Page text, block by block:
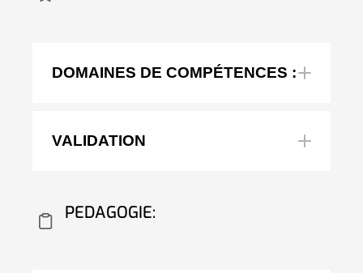
courant électrique
DOMAINES DE COMPÉTENCES :
VALIDATION
PEDAGOGIE: